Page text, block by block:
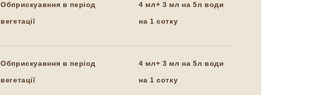
Обприскуавння в період
вегетації
4 мл+ 3 мл на 5л води
на 1 сотку
Обприскуавння в період
вегетації
4 мл+ 3 мл на 5л води
на 1 сотку